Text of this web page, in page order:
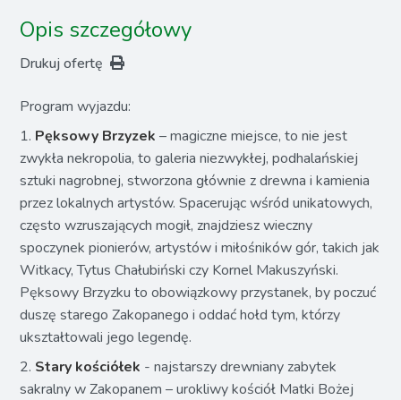
Opis szczegółowy
Drukuj ofertę
Program wyjazdu:
1. Pęksowy Brzyzek – magiczne miejsce, to nie jest
zwykła nekropolia, to galeria niezwykłej, podhalańskiej
sztuki nagrobnej, stworzona głównie z drewna i kamienia
przez lokalnych artystów. Spacerując wśród unikatowych,
często wzruszających mogił, znajdziesz wieczny
spoczynek pionierów, artystów i miłośników gór, takich jak
Witkacy, Tytus Chałubiński czy Kornel Makuszyński.
Pęksowy Brzyzku to obowiązkowy przystanek, by poczuć
duszę starego Zakopanego i oddać hołd tym, którzy
ukształtowali jego legendę.
2. Stary kościółek - najstarszy drewniany zabytek
sakralny w Zakopanem – urokliwy kościół Matki Bożej